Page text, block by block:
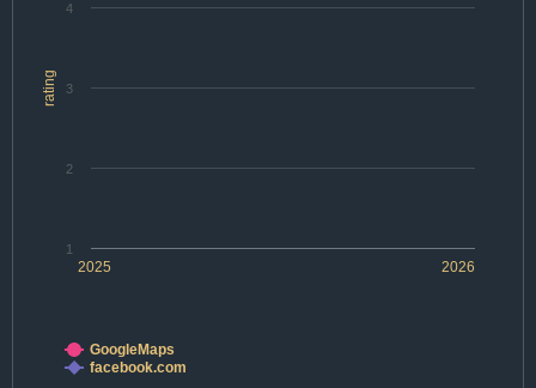
rating
2025 2026
1
2
3
4
GoogleMaps
facebook.com